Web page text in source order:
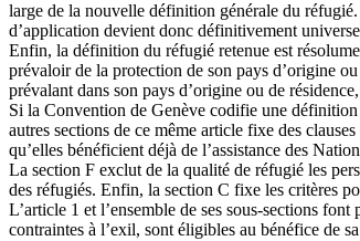
large de la nouvelle définition générale du
d’application devient donc définitivement
Enfin, la définition du réfugié retenue est
prévaloir de la protection de son pays d’origine
prévalant dans son pays d’origine ou de
Si la Convention de Genève codifie une définition
autres sections de ce même article fixe des
qu’elles bénéficient déjà de l’assistance des
La section F exclut de la qualité de réfugié les
des réfugiés. Enfin, la section C fixe les critères
L’article 1 et l’ensemble de ses sous-sections
contraintes à l’exil, sont éligibles au bénéfice de